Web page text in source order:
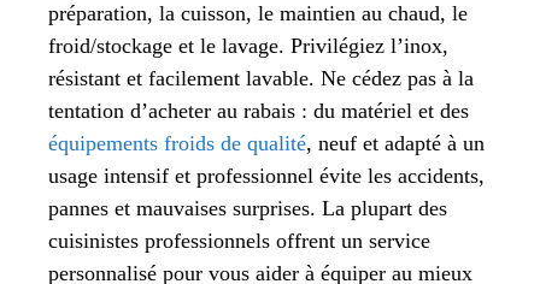
préparation, la cuisson, le maintien au chaud, le
froid/stockage et le lavage. Privilégiez l’inox,
résistant et facilement lavable. Ne cédez pas à la
tentation d’acheter au rabais : du matériel et des
équipements froids de qualité, neuf et adapté à un
usage intensif et professionnel évite les accidents,
pannes et mauvaises surprises. La plupart des
cuisinistes professionnels offrent un service
personnalisé pour vous aider à équiper au mieux